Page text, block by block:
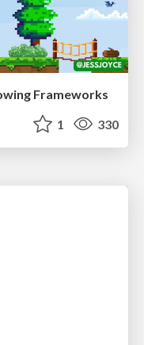
Frameworks
1 330